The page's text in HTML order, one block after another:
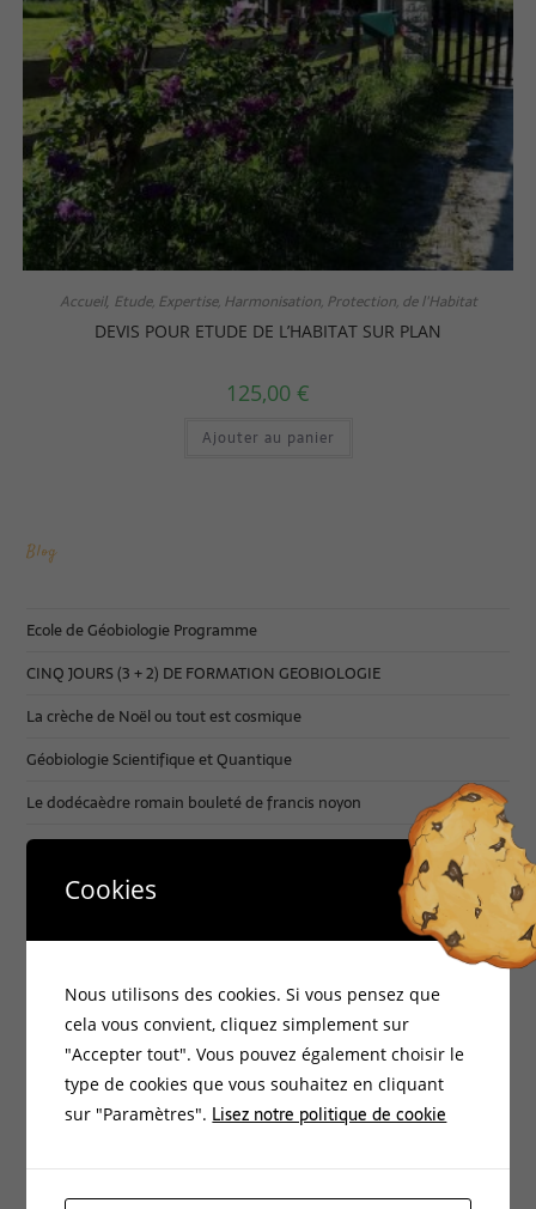
Accueil, Etude, Expertise, Harmonisation, Protection, de l'Habitat
DEVIS POUR ETUDE DE L’HABITAT SUR PLAN
125,00 €
Ajouter au panier
Blog
Ecole de Géobiologie Programme
CINQ JOURS (3 + 2) DE FORMATION GEOBIOLOGIE
La crèche de Noël ou tout est cosmique
Géobiologie Scientifique et Quantique
Le dodécaèdre romain bouleté de francis noyon
Catégories :
Bio-Environnement
Documentation
Energies Vitales
Habitat Santé
Cookies
Nous utilisons des cookies. Si vous pensez que
cela vous convient, cliquez simplement sur
"Accepter tout". Vous pouvez également choisir le
type de cookies que vous souhaitez en cliquant
sur "Paramètres". Lisez notre politique de cookie